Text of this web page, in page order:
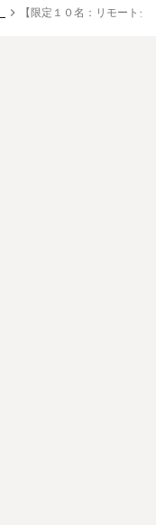
【限定１０名：リモート